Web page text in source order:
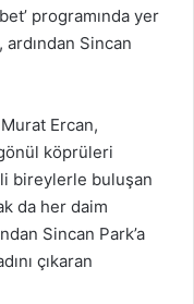
programında yer
ardından Sincan
Ercan,
köprüleri
bireylerle buluşan
da her daim
Sincan Park’a
çıkaran